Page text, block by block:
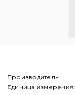
Производитель:
Единица измерения: